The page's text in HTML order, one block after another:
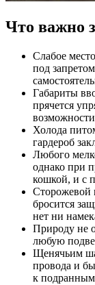
Что важно
Слабое
под
Габариты
прячется
Холода
гардероб
Любого
однако при
кошкой, и с
Сторожевой
бросится
нет ни
Природу не
любую
Щенячьим
провода и
к